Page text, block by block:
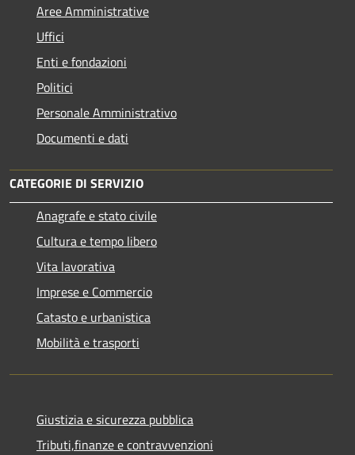
Aree Amministrative
Uffici
Enti e fondazioni
Politici
Personale Amministrativo
Documenti e dati
CATEGORIE DI SERVIZIO
Anagrafe e stato civile
Cultura e tempo libero
Vita lavorativa
Imprese e Commercio
Catasto e urbanistica
Mobilità e trasporti
Giustizia e sicurezza pubblica
Tributi,finanze e contravvenzioni